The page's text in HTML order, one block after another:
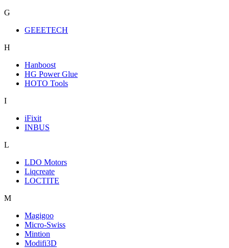
G
GEEETECH
H
Hanboost
HG Power Glue
HOTO Tools
I
iFixit
INBUS
L
LDO Motors
Liqcreate
LOCTITE
M
Magigoo
Micro-Swiss
Mintion
Modifi3D